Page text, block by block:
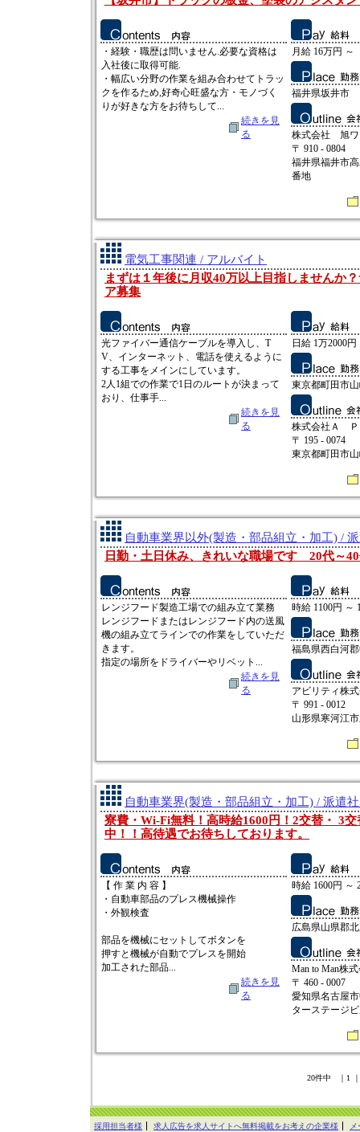
・経験・職歴は問いません.必要な資格は
入社後に取得可能.
・幅広い分野の作業を組み合わせてトラッ
クを作るため,好奇心旺盛な方・モノづく
りが好きな方をお待ちして...
続きを見
る
月給 16万円 ～
福井県坂井市
株式会社 旭ワ
〒 910 - 0804
福井県福井市
番地
電気工事関連 / アルバイト
まずは１年後に月収40万以上目指しませんか
ア募集
光ファイバー通信ケーブルを導入し、T
V、インターネット、電話を使えるように
する工事をメインにしています。
2人1組での作業で1日のルートが決まって
おり、仕事手...
続きを見
る
日給 1万2000円
東京都町田市
株式会社Ａ Ｐ
〒 195 - 0074
東京都町田市
自動車業界以外(製造・部品組立・加工) /
日勤・土日休み、きれいな職場です 20代～
レンジフード製造工場での組み立て業務
レンジフードまたはレンジフード内の送風
機の組み立てラインでの作業をしていただ
きます。
指定の場所をドライバーやリベット...
続きを見
る
時給 1100円 ～
福島県西白河
アビリティ株
〒 991 - 0012
山形県寒河江
自動車業界(製造・部品組立・加工) / 派遣
寮費・Wi-Fi無料！高時給1600円！2交替・ 3
中！！高待遇でお待ちしております。
【 作 業 内 容 】
・自動車部品のプレス機械操作
・外観検査
部品を機械にセットしてボタンを
押すと機械が自動でプレスを開始
加工された部品...
続きを見
る
時給 1600円 ～
広島県山県郡
Man to Man株
〒 460 - 0007
愛知県名古屋
ターステージ
20件中 ｜1 ｜
採用担当者様 求人広告を求人サイトへ無料掲載をお考えの企業様